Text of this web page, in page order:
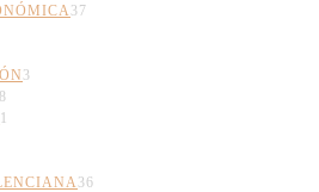
37
3
1
36